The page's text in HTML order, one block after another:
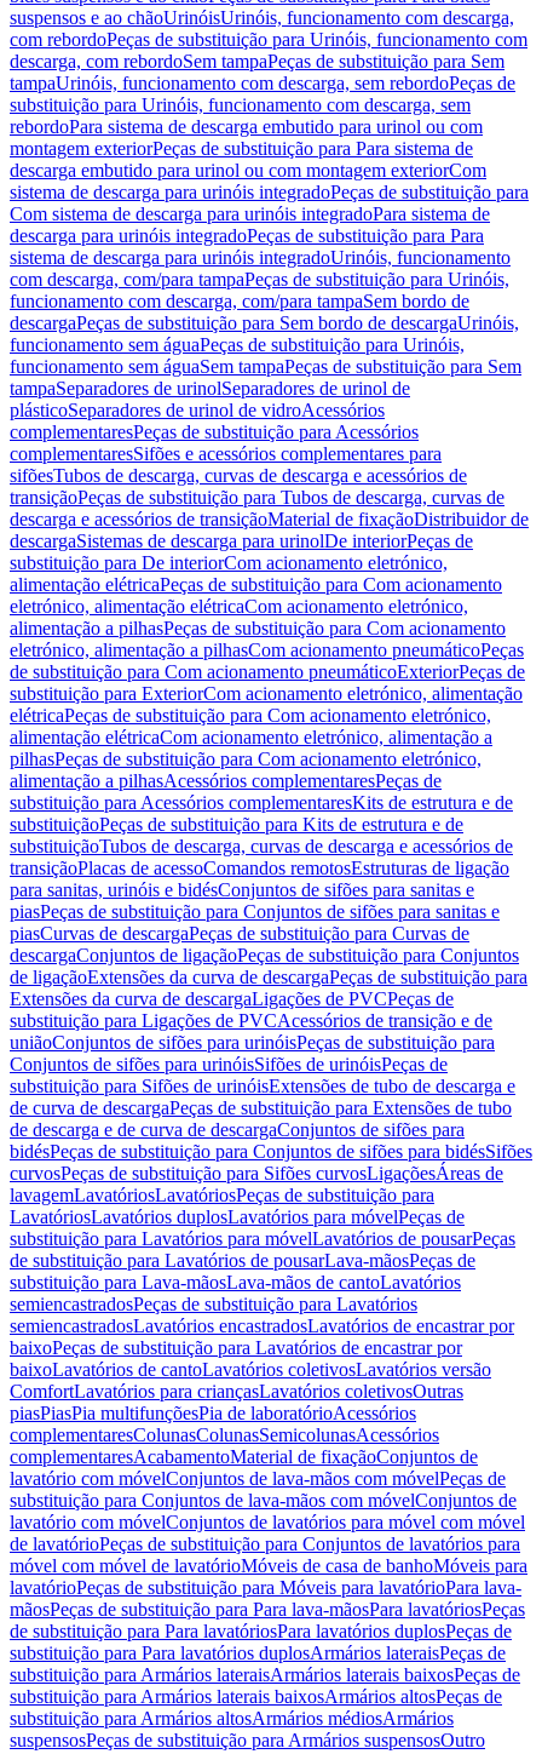
suspensos e ao chãoUrinóisUrinóis, funcionamento com descarga,
com rebordoPeças de substituição para Urinóis, funcionamento com
descarga, com rebordoSem tampaPeças de substituição para Sem
tampaUrinóis, funcionamento com descarga, sem rebordoPeças de
substituição para Urinóis, funcionamento com descarga, sem
rebordoPara sistema de descarga embutido para urinol ou com
montagem exteriorPeças de substituição para Para sistema de
descarga embutido para urinol ou com montagem exteriorCom
sistema de descarga para urinóis integradoPeças de substituição para
Com sistema de descarga para urinóis integradoPara sistema de
descarga para urinóis integradoPeças de substituição para Para
sistema de descarga para urinóis integradoUrinóis, funcionamento
com descarga, com/para tampaPeças de substituição para Urinóis,
funcionamento com descarga, com/para tampaSem bordo de
descargaPeças de substituição para Sem bordo de descargaUrinóis,
funcionamento sem águaPeças de substituição para Urinóis,
funcionamento sem águaSem tampaPeças de substituição para Sem
tampaSeparadores de urinolSeparadores de urinol de
plásticoSeparadores de urinol de vidroAcessórios
complementaresPeças de substituição para Acessórios
complementaresSifões e acessórios complementares para
sifõesTubos de descarga, curvas de descarga e acessórios de
transiçãoPeças de substituição para Tubos de descarga, curvas de
descarga e acessórios de transiçãoMaterial de fixaçãoDistribuidor de
descargaSistemas de descarga para urinolDe interiorPeças de
substituição para De interiorCom acionamento eletrónico,
alimentação elétricaPeças de substituição para Com acionamento
eletrónico, alimentação elétricaCom acionamento eletrónico,
alimentação a pilhasPeças de substituição para Com acionamento
eletrónico, alimentação a pilhasCom acionamento pneumáticoPeças
de substituição para Com acionamento pneumáticoExteriorPeças de
substituição para ExteriorCom acionamento eletrónico, alimentação
elétricaPeças de substituição para Com acionamento eletrónico,
alimentação elétricaCom acionamento eletrónico, alimentação a
pilhasPeças de substituição para Com acionamento eletrónico,
alimentação a pilhasAcessórios complementaresPeças de
substituição para Acessórios complementaresKits de estrutura e de
substituiçãoPeças de substituição para Kits de estrutura e de
substituiçãoTubos de descarga, curvas de descarga e acessórios de
transiçãoPlacas de acessoComandos remotosEstruturas de ligação
para sanitas, urinóis e bidésConjuntos de sifões para sanitas e
piasPeças de substituição para Conjuntos de sifões para sanitas e
piasCurvas de descargaPeças de substituição para Curvas de
descargaConjuntos de ligaçãoPeças de substituição para Conjuntos
de ligaçãoExtensões da curva de descargaPeças de substituição para
Extensões da curva de descargaLigações de PVCPeças de
substituição para Ligações de PVCAcessórios de transição e de
uniãoConjuntos de sifões para urinóisPeças de substituição para
Conjuntos de sifões para urinóisSifões de urinóisPeças de
substituição para Sifões de urinóisExtensões de tubo de descarga e
de curva de descargaPeças de substituição para Extensões de tubo
de descarga e de curva de descargaConjuntos de sifões para
bidésPeças de substituição para Conjuntos de sifões para bidésSifões
curvosPeças de substituição para Sifões curvosLigaçõesÁreas de
lavagemLavatóriosLavatóriosPeças de substituição para
LavatóriosLavatórios duplosLavatórios para móvelPeças de
substituição para Lavatórios para móvelLavatórios de pousarPeças
de substituição para Lavatórios de pousarLava-mãosPeças de
substituição para Lava-mãosLava-mãos de cantoLavatórios
semiencastradosPeças de substituição para Lavatórios
semiencastradosLavatórios encastradosLavatórios de encastrar por
baixoPeças de substituição para Lavatórios de encastrar por
baixoLavatórios de cantoLavatórios coletivosLavatórios versão
ComfortLavatórios para criançasLavatórios coletivosOutras
piasPiasPia multifunçõesPia de laboratórioAcessórios
complementaresColunasColunasSemicolunasAcessórios
complementaresAcabamentoMaterial de fixaçãoConjuntos de
lavatório com móvelConjuntos de lava-mãos com móvelPeças de
substituição para Conjuntos de lava-mãos com móvelConjuntos de
lavatório com móvelConjuntos de lavatórios para móvel com móvel
de lavatórioPeças de substituição para Conjuntos de lavatórios para
móvel com móvel de lavatórioMóveis de casa de banhoMóveis para
lavatórioPeças de substituição para Móveis para lavatórioPara lava-
mãosPeças de substituição para Para lava-mãosPara lavatóriosPeças
de substituição para Para lavatóriosPara lavatórios duplosPeças de
substituição para Para lavatórios duplosArmários lateraisPeças de
substituição para Armários lateraisArmários laterais baixosPeças de
substituição para Armários laterais baixosArmários altosPeças de
substituição para Armários altosArmários médiosArmários
suspensosPeças de substituição para Armários suspensosOutro